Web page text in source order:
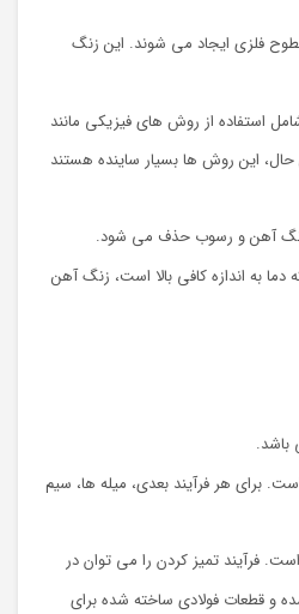
فلزی ایجاد می شوند. این زنگ
استفاده از روش های فیزیکی مانند
این روش ها بسیار ساینده هستند
زنگ آهن و رسوب حذف می شود.
به اندازه کافی بالا است، زنگ آهن
باشد.
برای هر فرآیند بعدی، میله ها، سیم
فرآیند تمیز کردن را می توان در
و قطعات فولادی ساخته شده برای